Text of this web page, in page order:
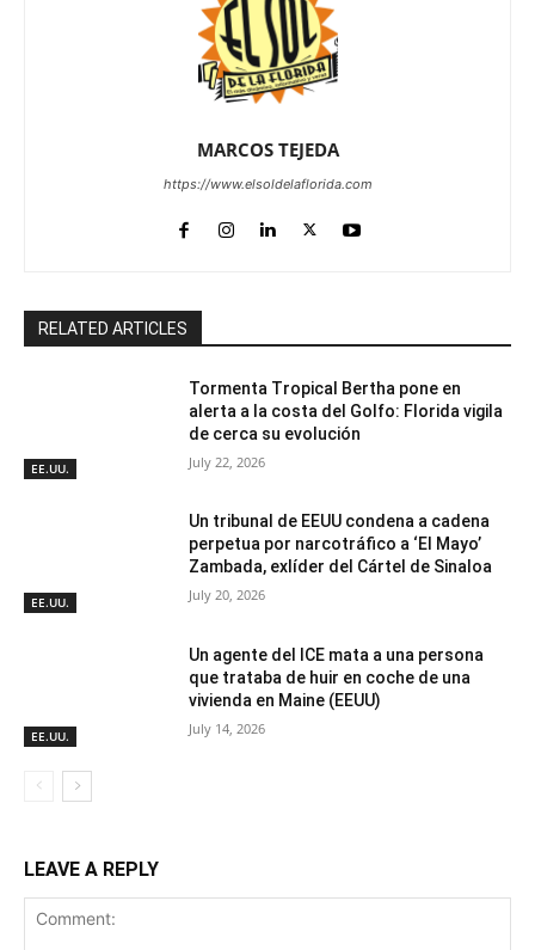
MARCOS TEJEDA
https://www.elsoldelaflorida.com
RELATED ARTICLES
EE.UU.
Tormenta Tropical Bertha pone en
alerta a la costa del Golfo: Florida vigila
de cerca su evolución
July 22, 2026
EE.UU.
Un tribunal de EEUU condena a cadena
perpetua por narcotráfico a ‘El Mayo’
Zambada, exlíder del Cártel de Sinaloa
July 20, 2026
EE.UU.
Un agente del ICE mata a una persona
que trataba de huir en coche de una
vivienda en Maine (EEUU)
July 14, 2026
LEAVE A REPLY